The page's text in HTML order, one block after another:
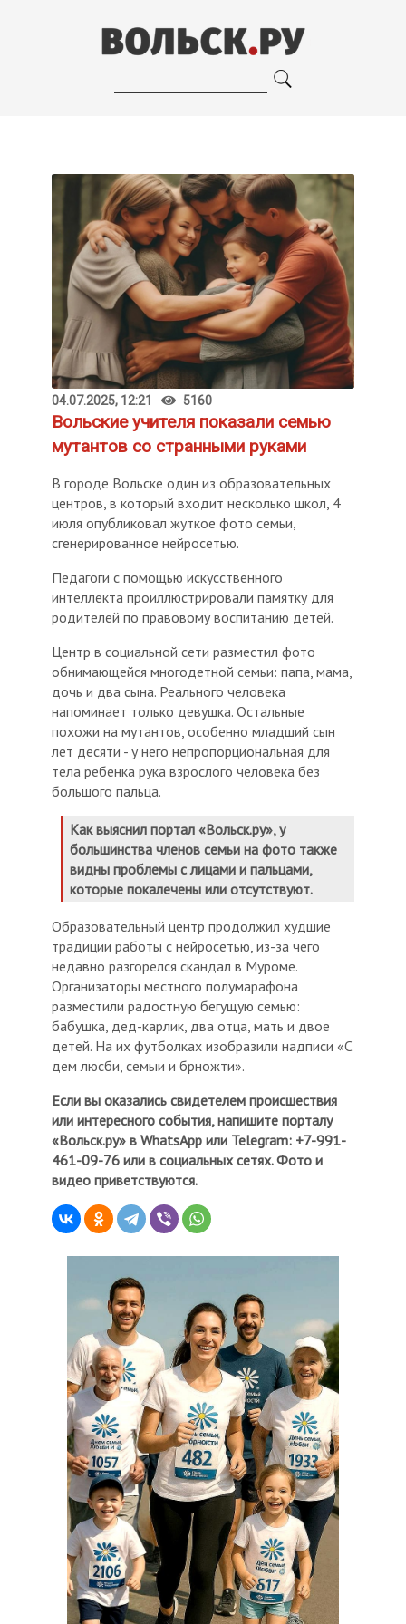
04.07.2025, 12:21 5160
Вольские учителя показали семью
мутантов со странными руками
В городе Вольске один из образовательных
центров, в который входит несколько школ, 4
июля опубликовал жуткое фото семьи,
сгенерированное нейросетью.
Педагоги с помощью искусственного
интеллекта проиллюстрировали памятку для
родителей по правовому воспитанию детей.
Центр в социальной сети разместил фото
обнимающейся многодетной семьи: папа, мама,
дочь и два сына. Реального человека
напоминает только девушка. Остальные
похожи на мутантов, особенно младший сын
лет десяти - у него непропорциональная для
тела ребенка рука взрослого человека без
большого пальца.
Как выяснил портал «Вольск.ру», у
большинства членов семьи на фото также
видны проблемы с лицами и пальцами,
которые покалечены или отсутствуют.
Образовательный центр продолжил худшие
традиции работы с нейросетью, из-за чего
недавно разгорелся скандал в Муроме.
Организаторы местного полумарафона
разместили радостную бегущую семью:
бабушка, дед-карлик, два отца, мать и двое
детей. На их футболках изобразили надписи «С
дем люсби, семыи и брножти».
Если вы оказались свидетелем происшествия
или интересного события, напишите порталу
«Вольск.ру» в WhatsApp или Telegram: +7-991-
461-09-76 или в социальных сетях. Фото и
видео приветствуются.